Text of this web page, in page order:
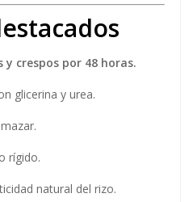
crespos por 48 horas.
glicerina y urea.
rígido.
natural del rizo.